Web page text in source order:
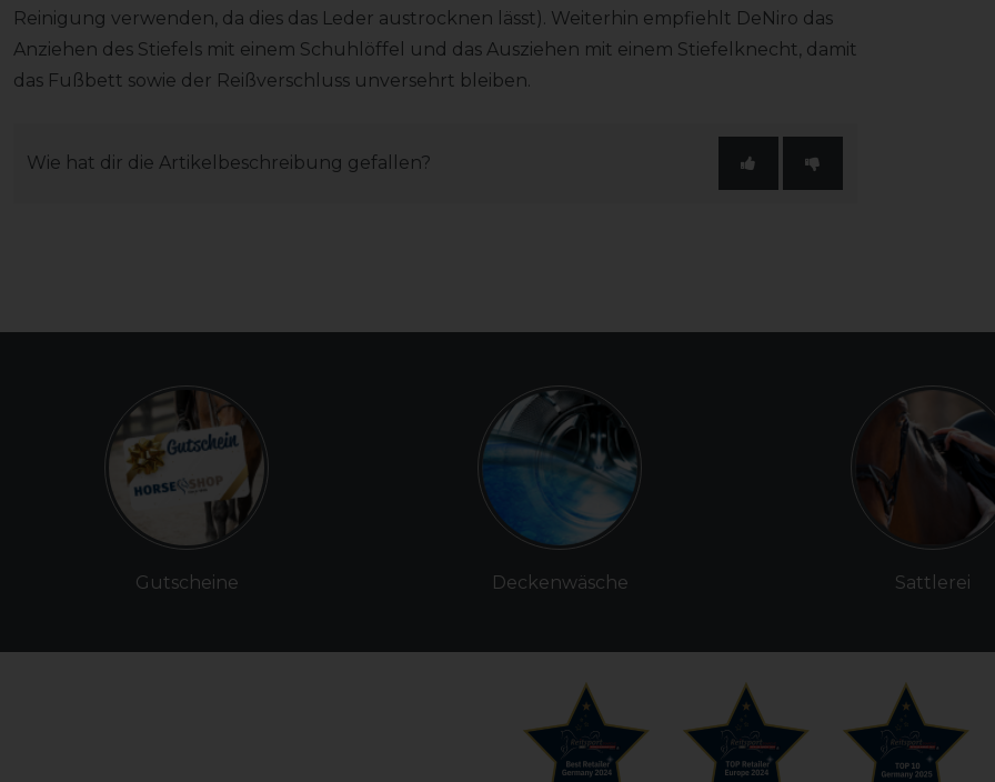
Reinigung verwenden, da dies das Leder austrocknen lässt). Weiterhin empfiehlt DeNiro das
Anziehen des Stiefels mit einem Schuhlöffel und das Ausziehen mit einem Stiefelknecht, damit
das Fußbett sowie der Reißverschluss unversehrt bleiben.
Wie hat dir die Artikelbeschreibung gefallen?
Gutscheine Deckenwäsche Sattlerei